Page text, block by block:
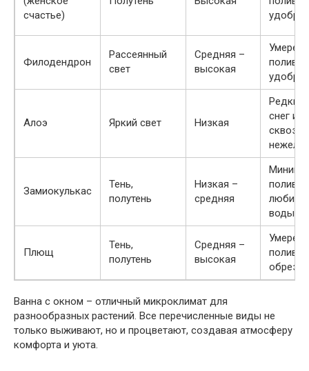
счастье)
Филодендрон
Рассеянный
свет
Средняя –
высокая
полив,
Алоэ Яркий свет Низкая
Редкий
снег и
Замиокулькас
Тень,
полутень
Низкая –
средняя
полив,
любит
воды
Плющ
Тень,
полутень
Средняя –
высокая
полив,
обрезка
Ванна с окном – отличный микроклимат для
разнообразных растений. Все перечисленные виды не
только выживают, но и процветают, создавая атмосферу
комфорта и уюта.